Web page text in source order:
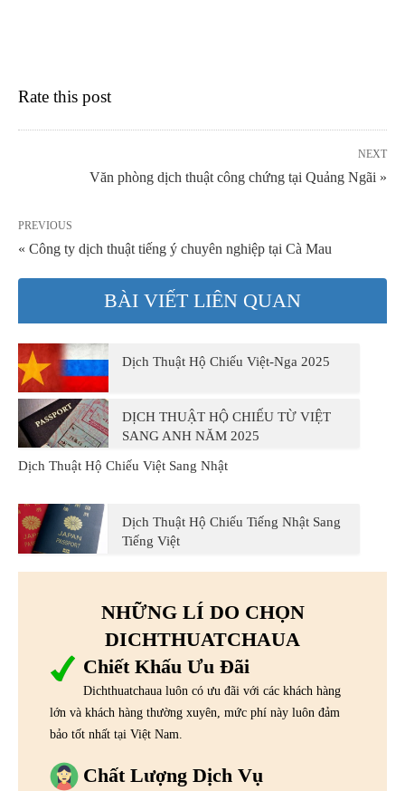
Rate this post
NEXT
Văn phòng dịch thuật công chứng tại Quảng Ngãi »
PREVIOUS
« Công ty dịch thuật tiếng ý chuyên nghiệp tại Cà Mau
BÀI VIẾT LIÊN QUAN
Dịch Thuật Hộ Chiếu Việt-Nga 2025
DỊCH THUẬT HỘ CHIẾU TỪ VIỆT
SANG ANH NĂM 2025
Dịch Thuật Hộ Chiếu Việt Sang Nhật
Dịch Thuật Hộ Chiếu Tiếng Nhật Sang
Tiếng Việt
NHỮNG LÍ DO CHỌN
DICHTHUATCHAUA
Chiết Khấu Ưu Đãi
Dichthuatchaua luôn có ưu đãi với các khách hàng
lớn và khách hàng thường xuyên, mức phí này luôn đảm
bảo tốt nhất tại Việt Nam.
Chất Lượng Dịch Vụ